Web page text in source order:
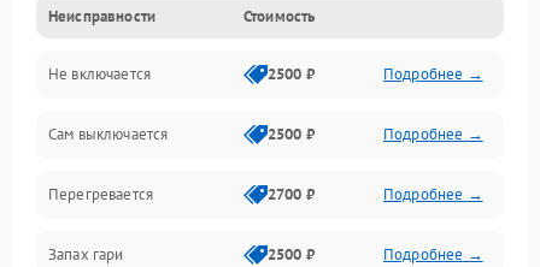
Неисправности Стоимость
Не включается 2500 ₽ Подробнее →
Сам выключается 2500 ₽ Подробнее →
Перегревается 2700 ₽ Подробнее →
Запах гари 2500 ₽ Подробнее →